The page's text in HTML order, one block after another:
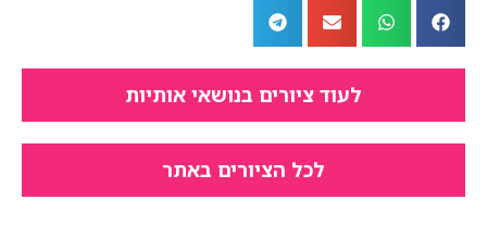
לעוד ציורים בנושאי אותיות
לכל הציורים באתר